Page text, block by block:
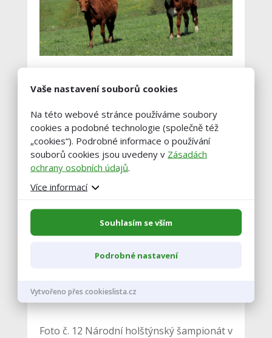
Foto č. 11 Vánoční focení v Polabí
Foto č. 12 Národní holštýnský šampionát v
Vaše nastavení souborů cookies
Na této webové stránce používáme soubory
cookies a podobné technologie (společně též
„cookies“). Podrobné informace o používání
souborů cookies jsou uvedeny v Zásadách
ochrany osobních údajů.
Více informací
Souhlasím se vším
Podrobné nastavení
Vytvořeno přes cookieslista.cz